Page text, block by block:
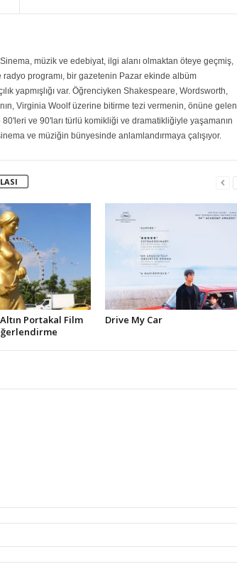
müzik ve edebiyat, ilgi alanı olmaktan öteye geçmiş,
programı, bir gazetenin Pazar ekinde albüm
yapmışlığı var. Öğrenciyken Shakespeare, Wordsworth,
Virginia Woolf üzerine bitirme tezi vermenin, önüne gelen
ve 90'ları türlü komikliği ve dramatikliğiyle yaşamanın
ve müziğin bünyesinde anlamlandırmaya çalışıyor.
Portakal Film
Drive My Car